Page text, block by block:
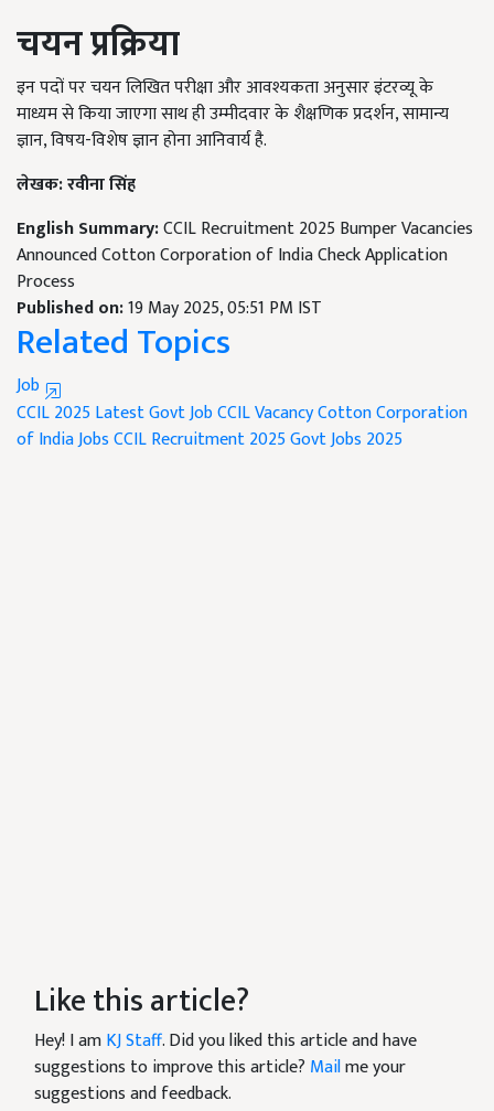
चयन प्रक्रिया
इन पदों पर चयन लिखित परीक्षा और आवश्यकता अनुसार इंटरव्यू के
माध्यम से किया जाएगा साथ ही उम्मीदवार के शैक्षणिक प्रदर्शन, सामान्य
ज्ञान, विषय-विशेष ज्ञान होना आनिवार्य है.
लेखक:रवीना सिंह
English Summary:CCIL Recruitment 2025 Bumper Vacancies
Announced Cotton Corporation of India Check Application
Process
Published on:19 May 2025, 05:51 PM IST
Related Topics
Job
CCIL 2025Latest Govt JobCCIL VacancyCotton Corporation
of India JobsCCIL Recruitment 2025Govt Jobs 2025
Like this article?
Hey! I amKJ Staff. Did you liked this article and have
suggestions to improve this article? Mailme your
suggestions and feedback.